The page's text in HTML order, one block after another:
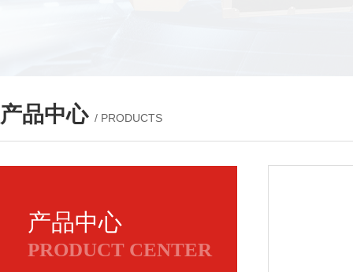
产品中心 / PRODUCTS
产品中心
PRODUCT CENTER